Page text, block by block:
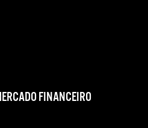
FINANCEIRO